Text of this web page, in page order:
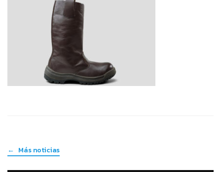
← Más noticias